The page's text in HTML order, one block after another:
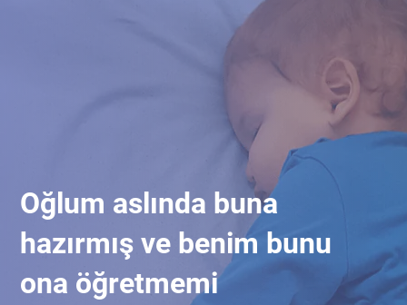
Oğlum aslında buna
hazırmış ve benim bunu
ona öğretmemi